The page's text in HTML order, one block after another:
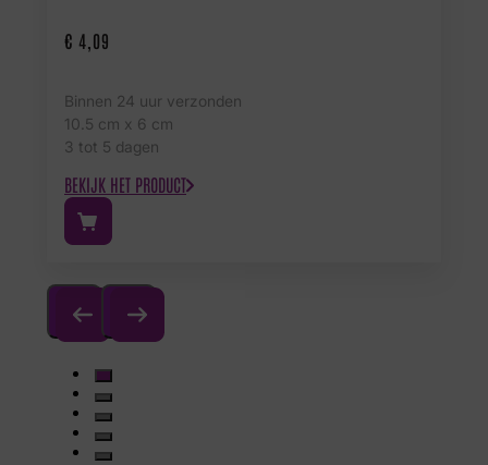
€ 4,09
Binnen 24 uur verzonden
10.5 cm x 6 cm
3 tot 5 dagen
BEKIJK HET PRODUCT